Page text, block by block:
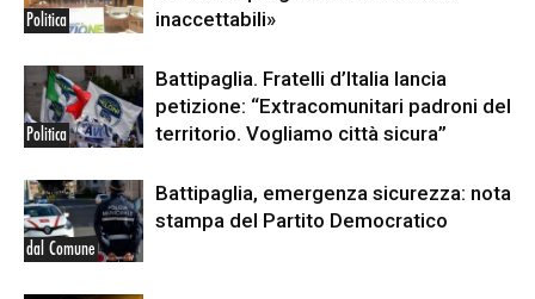
Politica
inaccettabili»
Politica
Battipaglia. Fratelli d’Italia lancia
petizione: “Extracomunitari padroni del
territorio. Vogliamo città sicura”
dal Comune
Battipaglia, emergenza sicurezza: nota
stampa del Partito Democratico